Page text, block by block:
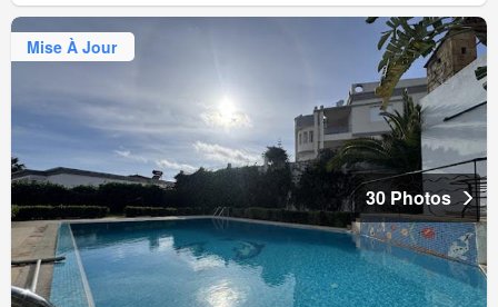
Mise À Jour
30 Photos